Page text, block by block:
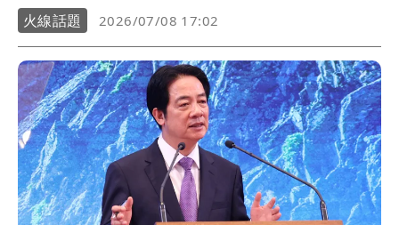
國《民族團結進步促進法》施實後在台灣「跨境鎮壓」
的試刀，中國國台辦今否認，指嫌犯是出於義憤做出相
關舉動，民進黨立委林楚茵則吐槽：「國台辦急於定
調，根本是兇手不打自招！」
火線話題 2026/07/08 17:02